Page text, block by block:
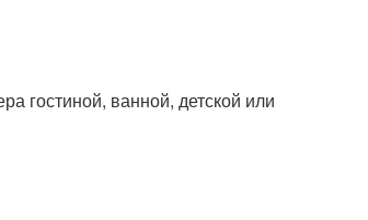
гостиной, ванной, детской или